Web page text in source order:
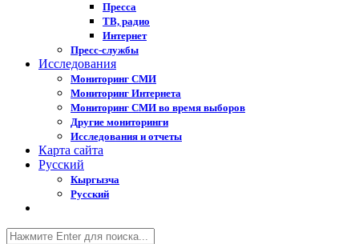
Пресса
ТВ, радио
Интернет
Пресс-службы
Исследования
Мониторинг СМИ
Мониторинг Интернета
Мониторинг СМИ во время выборов
Другие мониторинги
Исследования и отчеты
Карта сайта
Русский
Кыргызча
Русский